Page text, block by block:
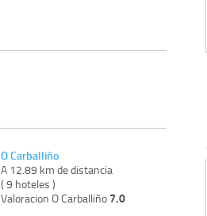
O Carballiño
A 12.89 km de distancia
( 9 hoteles )
Valoracion O Carballiño 7.0